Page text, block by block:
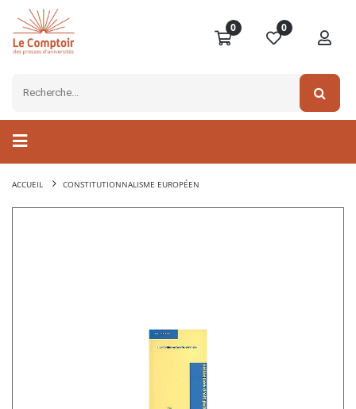
0 0
ACCUEIL CONSTITUTIONNALISME EUROPÉEN